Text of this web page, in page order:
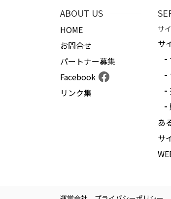
ABOUT US
HOME
お問合せ
パートナー募集
Facebook
リンク集
サ
サ
あ
サ